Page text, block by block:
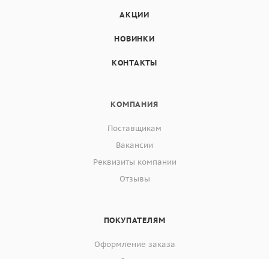
АКЦИИ
НОВИНКИ
КОНТАКТЫ
КОМПАНИЯ
Поставщикам
Вакансии
Реквизиты компании
Отзывы
ПОКУПАТЕЛЯМ
Оформление заказа